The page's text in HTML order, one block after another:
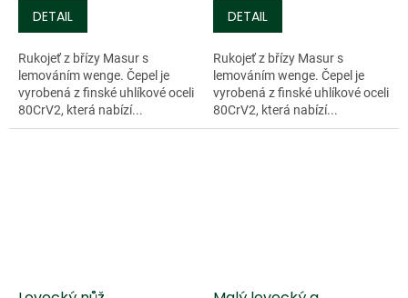
DETAIL
Rukojeť z břízy Masur s
lemováním wenge. Čepel je
vyrobená z finské uhlíkové oceli
80CrV2, která nabízí...
DETAIL
Rukojeť z břízy Masur s
lemováním wenge. Čepel je
vyrobená z finské uhlíkové oceli
80CrV2, která nabízí...